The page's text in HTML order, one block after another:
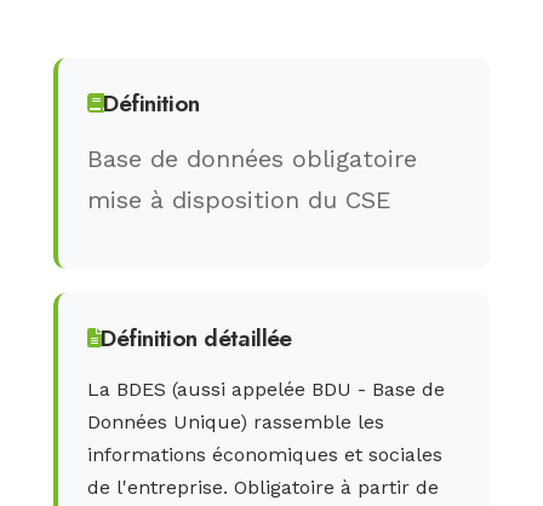
Définition
Base de données obligatoire
mise à disposition du CSE
Définition détaillée
La BDES (aussi appelée BDU - Base de
Données Unique) rassemble les
informations économiques et sociales
de l'entreprise. Obligatoire à partir de